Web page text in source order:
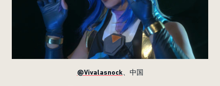
@Vivalasnock 、中国